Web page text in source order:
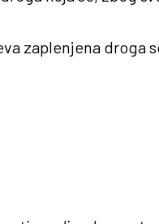
zaplenjena droga